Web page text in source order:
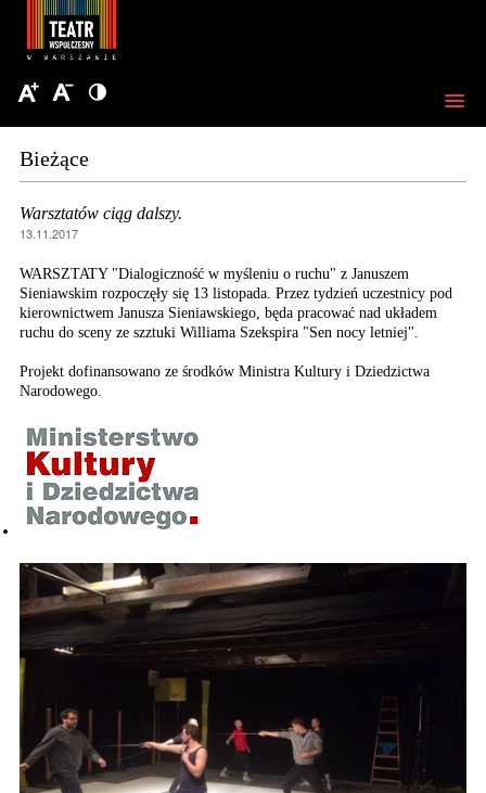
Bieżące
Warsztatów ciąg dalszy.
13.11.2017
WARSZTATY "Dialogiczność w myśleniu o ruchu" z Januszem
Sieniawskim rozpoczęły się 13 listopada. Przez tydzień uczestnicy pod
kierownictwem Janusza Sieniawskiego, będa pracować nad układem
ruchu do sceny ze szztuki Williama Szekspira "Sen nocy letniej".
Projekt dofinansowano ze środków Ministra Kultury i Dziedzictwa
Narodowego.